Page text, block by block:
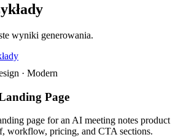
wyniki generowania.
· Modern
Page
page for an AI meeting notes product
workflow, pricing, and CTA sections.